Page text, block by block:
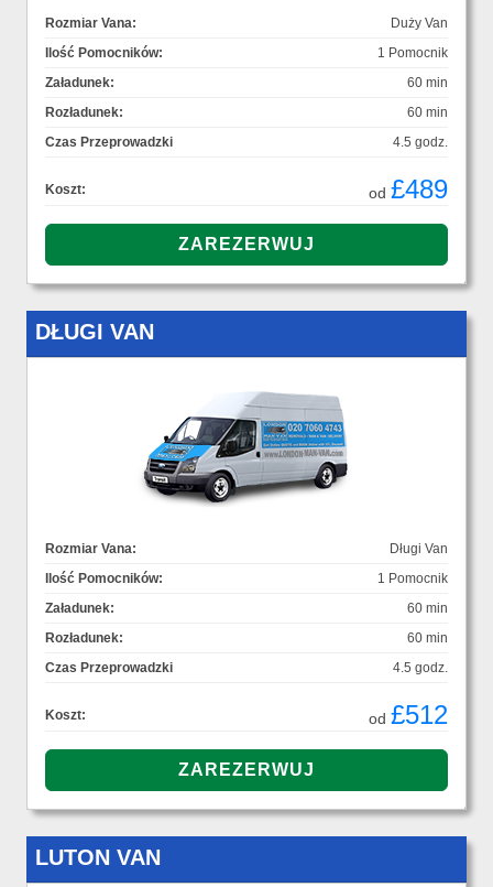
Rozmiar Vana:
Duży Van
Ilość Pomocników:
1 Pomocnik
Załadunek:
60 min
Rozładunek:
60 min
Czas Przeprowadzki
4.5 godz.
Koszt: od £489
DŁUGI VAN
Rozmiar Vana:
Długi Van
Ilość Pomocników:
1 Pomocnik
Załadunek:
60 min
Rozładunek:
60 min
Czas Przeprowadzki
4.5 godz.
Koszt: od £512
LUTON VAN